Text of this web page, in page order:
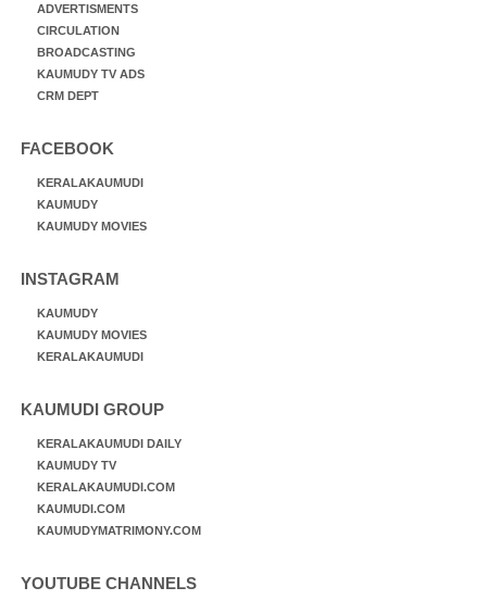
ADVERTISMENTS
CIRCULATION
BROADCASTING
KAUMUDY TV ADS
CRM DEPT
FACEBOOK
KERALAKAUMUDI
KAUMUDY
KAUMUDY MOVIES
INSTAGRAM
KAUMUDY
KAUMUDY MOVIES
KERALAKAUMUDI
KAUMUDI GROUP
KERALAKAUMUDI DAILY
KAUMUDY TV
KERALAKAUMUDI.COM
KAUMUDI.COM
KAUMUDYMATRIMONY.COM
YOUTUBE CHANNELS